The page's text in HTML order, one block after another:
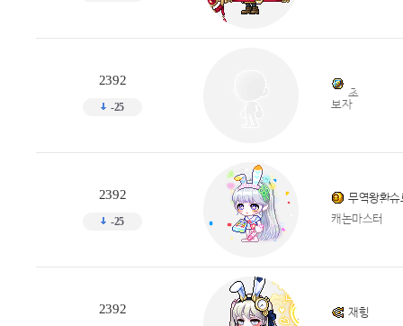
2392
-25
초
보자
2392
-25
무역왕환슈
캐논마스터
2392
재힝